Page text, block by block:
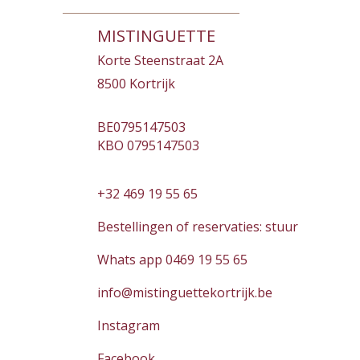
MISTINGUETTE
Korte Steenstraat 2A
8500 Kortrijk
BE0795147503
KBO 0795147503
+32 469 19 55 65
Bestellingen of reservaties: stuur
Whats app 0469 19 55 65
info@mistinguettekortrijk.be
Instagram